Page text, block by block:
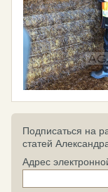
Подписаться на
статей
Адрес